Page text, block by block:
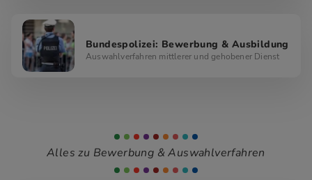
Bundespolizei: Bewerbung & Ausbildung
Auswahlverfahren mittlerer und gehobener Dienst
Alles zu Bewerbung & Auswahlverfahren